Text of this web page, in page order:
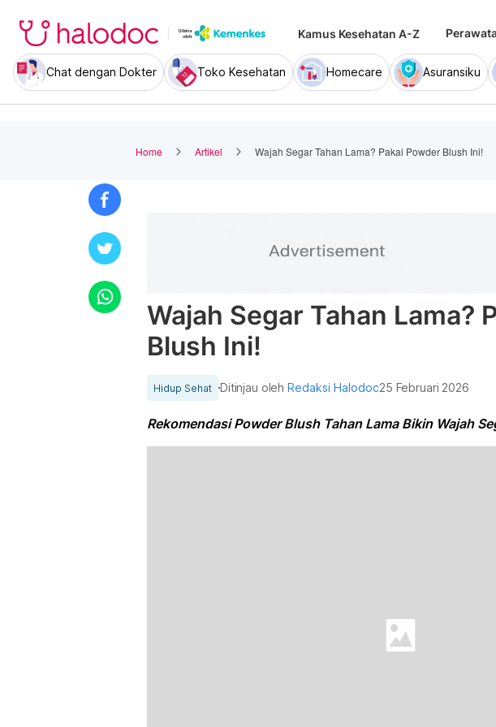
Kamus Kesehatan A-Z
Chat dengan Dokter Toko Kesehatan Homecare Asuransiku
Home Artikel Wajah Segar Tahan Lama? Pakai Powder Blush Ini!
Wajah Segar Tahan Lama?
Blush Ini!
Hidup Sehat Ditinjau olehRedaksi Halodoc25 Februari 2026
Rekomendasi Powder Blush Tahan Lama Bikin Wajah